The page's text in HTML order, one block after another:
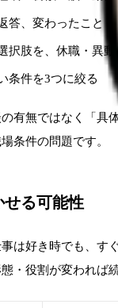
答、変わったこと・
択肢を、休職・異動
条件を3つに絞る
有無ではなく「具
条件の問題です。
せる可能性
は好き時でも、す
・役割が変われば